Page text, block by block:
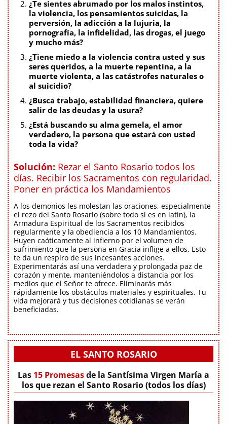
¿Te sientes abrumado por los malos instintos,
la violencia, los pensamientos suicidas, la
perversión, la adicción a la lujuria, la
pornografía, la infidelidad, las drogas, el juego
y mucho más?
¿Tiene miedo a la violencia contra usted y sus
seres queridos, a la muerte repentina, a la
muerte violenta, a las catástrofes naturales o
al suicidio?
¿Busca trabajo, estabilidad financiera, quiere
salir de las deudas y la usura?
¿Está buscando su alma gemela, el amor
verdadero, la persona que estará con usted
toda la vida?
Solución: Rezar el Santo Rosario todos los
días. Recibir los Sacramentos con regularidad.
Poner en práctica los Mandamientos
A los demonios les molestan las oraciones, especialmente
el rezo del Santo Rosario (sobre todo si es en latín), la
Armadura Espiritual de los Sacramentos recibidos
regularmente y la obediencia a los 10 Mandamientos.
Huyen caóticamente al infierno por el volumen de
sufrimiento que la persona en Gracia inflige a ellos. Esto
te da un respiro de sus incesantes acciones.
Experimentarás así una verdadera y prolongada paz de
corazón y mente, manteniéndolos a distancia por los
medios que el Señor te ofrece. Eliminarás más
rápidamente los obstáculos materiales y espirituales. Tu
vida mejorará y tus decisiones cotidianas se verán
beneficiadas.
EL SANTO ROSARIO
Las 15 Promesasde la Santísima Virgen María a
los que rezan el Santo Rosario (todos los días)